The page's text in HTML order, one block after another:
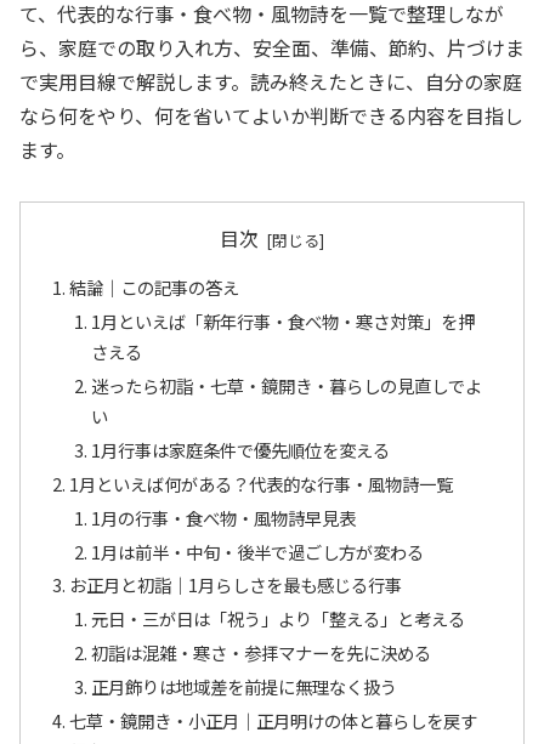
て、代表的な行事・食べ物・風物詩を一覧で整理しなが
ら、家庭での取り入れ方、安全面、準備、節約、片づけま
で実用目線で解説します。読み終えたときに、自分の家庭
なら何をやり、何を省いてよいか判断できる内容を目指し
ます。
目次
結論｜この記事の答え
1月といえば「新年行事・食べ物・寒さ対策」を押
さえる
迷ったら初詣・七草・鏡開き・暮らしの見直しでよ
い
1月行事は家庭条件で優先順位を変える
1月といえば何がある？代表的な行事・風物詩一覧
1月の行事・食べ物・風物詩早見表
1月は前半・中旬・後半で過ごし方が変わる
お正月と初詣｜1月らしさを最も感じる行事
元日・三が日は「祝う」より「整える」と考える
初詣は混雑・寒さ・参拝マナーを先に決める
正月飾りは地域差を前提に無理なく扱う
七草・鏡開き・小正月｜正月明けの体と暮らしを戻す